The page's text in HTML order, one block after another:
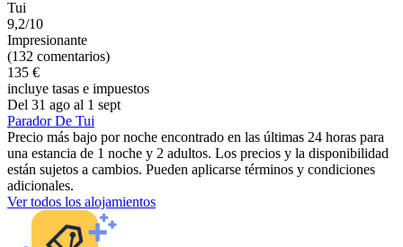
Tui
9,2/10
Impresionante
(132 comentarios)
135 €
incluye tasas e impuestos
Del 31 ago al 1 sept
Parador De Tui
Precio más bajo por noche encontrado en las últimas 24 horas para
una estancia de 1 noche y 2 adultos. Los precios y la disponibilidad
están sujetos a cambios. Pueden aplicarse términos y condiciones
adicionales.
Ver todos los alojamientos